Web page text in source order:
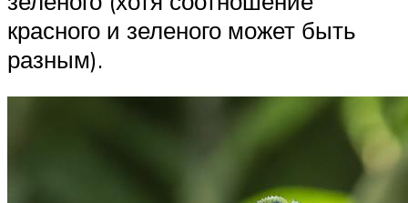
красного и зеленого может быть
разным).